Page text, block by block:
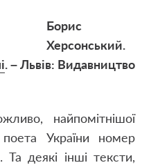
Борис
Херсонський.
. – Львів: Видавництво
найпомітнішої
України номер
деякі інші тексти,